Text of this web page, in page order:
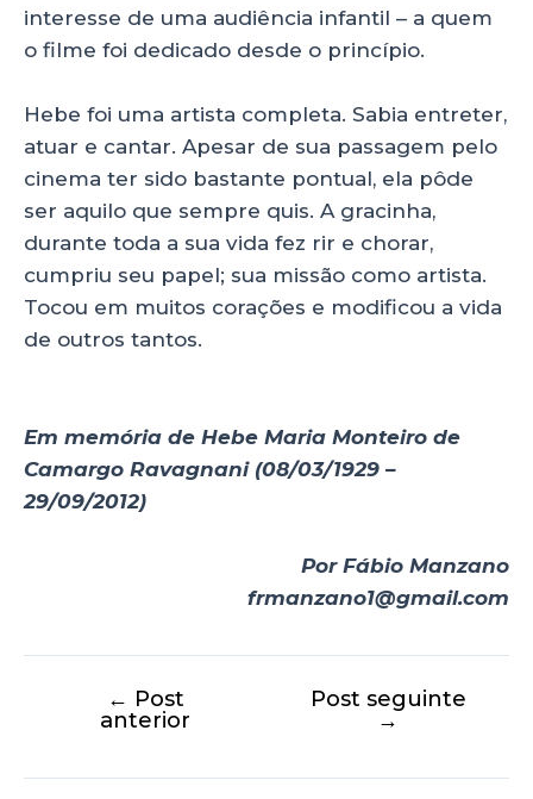
interesse de uma audiência infantil – a quem
o filme foi dedicado desde o princípio.
Hebe foi uma artista completa. Sabia entreter,
atuar e cantar. Apesar de sua passagem pelo
cinema ter sido bastante pontual, ela pôde
ser aquilo que sempre quis. A gracinha,
durante toda a sua vida fez rir e chorar,
cumpriu seu papel; sua missão como artista.
Tocou em muitos corações e modificou a vida
de outros tantos.
Em memória de Hebe Maria Monteiro de
Camargo Ravagnani (08/03/1929 –
29/09/2012)
Por Fábio Manzano
frmanzano1@gmail.com
← Post
anterior
Post seguinte
→